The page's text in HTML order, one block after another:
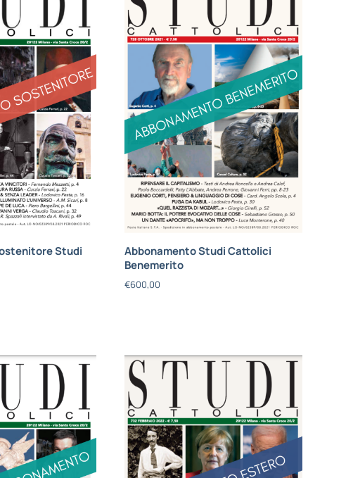
Studi
Abbonamento Studi Cattolici
Benemerito
€600,00